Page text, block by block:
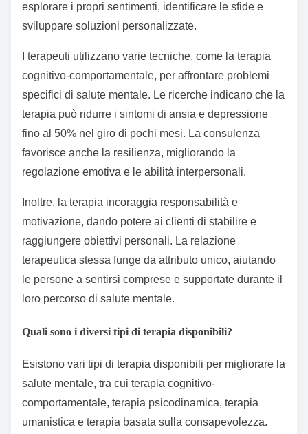
esplorare i propri sentimenti, identificare le sfide e
sviluppare soluzioni personalizzate.
I terapeuti utilizzano varie tecniche, come la terapia
cognitivo-comportamentale, per affrontare problemi
specifici di salute mentale. Le ricerche indicano che la
terapia può ridurre i sintomi di ansia e depressione
fino al 50% nel giro di pochi mesi. La consulenza
favorisce anche la resilienza, migliorando la
regolazione emotiva e le abilità interpersonali.
Inoltre, la terapia incoraggia responsabilità e
motivazione, dando potere ai clienti di stabilire e
raggiungere obiettivi personali. La relazione
terapeutica stessa funge da attributo unico, aiutando
le persone a sentirsi comprese e supportate durante il
loro percorso di salute mentale.
Quali sono i diversi tipi di terapia disponibili?
Esistono vari tipi di terapia disponibili per migliorare la
salute mentale, tra cui terapia cognitivo-
comportamentale, terapia psicodinamica, terapia
umanistica e terapia basata sulla consapevolezza.